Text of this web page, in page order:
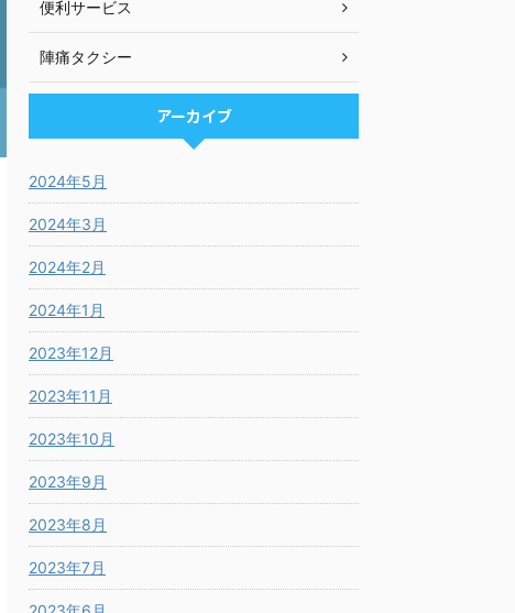
便利サービス
陣痛タクシー
アーカイブ
2024年5月
2024年3月
2024年2月
2024年1月
2023年12月
2023年11月
2023年10月
2023年9月
2023年8月
2023年7月